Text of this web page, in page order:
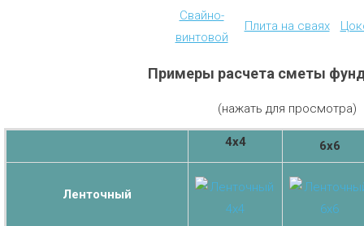
Свайно-
винтовой
Плита на сваях
Примеры расчета сметы
(нажать для просмотра)
4х4 6х6
Ленточный